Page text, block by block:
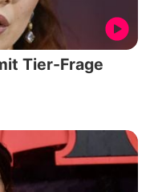
Tier-Frage